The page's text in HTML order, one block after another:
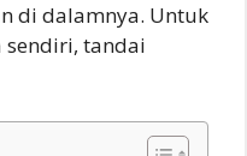
di dalamnya. Untuk
sendiri, tandai